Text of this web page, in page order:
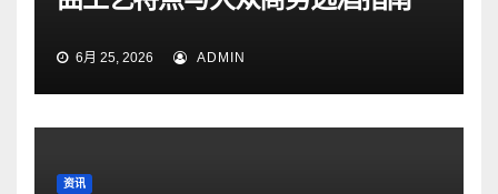
6月 25, 2026 ADMIN
资讯